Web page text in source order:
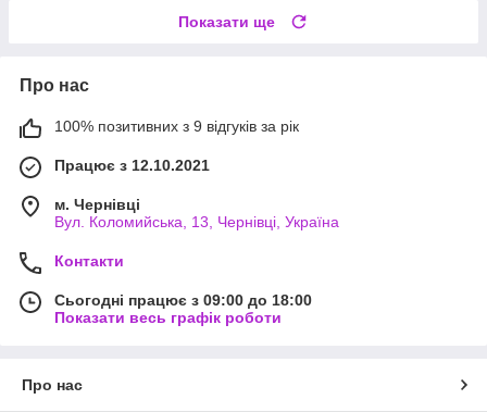
Показати ще
Про нас
100% позитивних з 9 відгуків за рік
Працює з 12.10.2021
м. Чернівці
Вул. Коломийська, 13, Чернівці, Україна
Контакти
Сьогодні працює з 09:00 до 18:00
Показати весь графік роботи
Про нас